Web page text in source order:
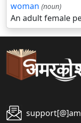
woman (noun)
An adult female